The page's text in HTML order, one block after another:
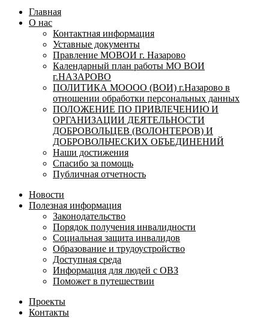
Главная
О нас
Контактная информация
Уставные документы
Правление МОВОИ г. Назарово
Календарный план работы МО ВОИ
г.НАЗАРОВО
ПОЛИТИКА МОООО (ВОИ) г.Назарово в
отношении обработки персональных данных
ПОЛОЖЕНИЕ ПО ПРИВЛЕЧЕНИЮ И
ОРГАНИЗАЦИИ ДЕЯТЕЛЬНОСТИ
ДОБРОВОЛЬЦЕВ (ВОЛОНТЕРОВ) И
ДОБРОВОЛЬЧЕСКИХ ОБЪЕДИНЕНИЙ
Наши достижения
Спасибо за помощь
Публичная отчетность
Новости
Полезная информация
Законодательство
Порядок получения инвалидности
Социальная защита инвалидов
Образование и трудоустройство
Доступная среда
Информация для людей с ОВЗ
Поможет в путешествии
Проекты
Контакты